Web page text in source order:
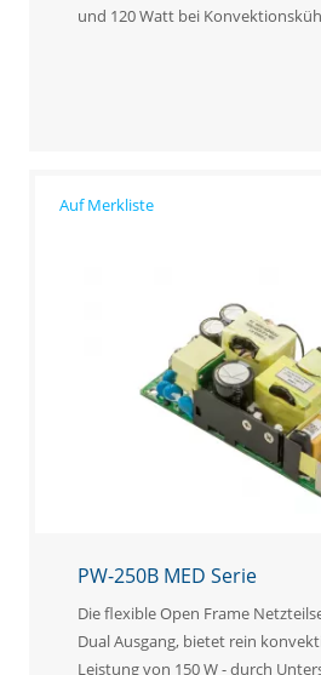
und 120 Watt bei
PW-250B MED Serie
Die flexible Open Frame
Dual Ausgang, bietet rein
Leistung von 150 W - durch